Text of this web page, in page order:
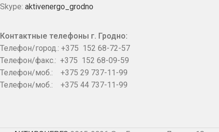
Skype: aktivenergo_grodno
Контактные телефоны г. Гродно:
Телефон/город.: +375 152 68-72-57
Телефон/факс.: +375 152 68-09-59
Телефон/моб.: +375 29 737-11-99
Телефон/моб.: +375 44 737-11-99